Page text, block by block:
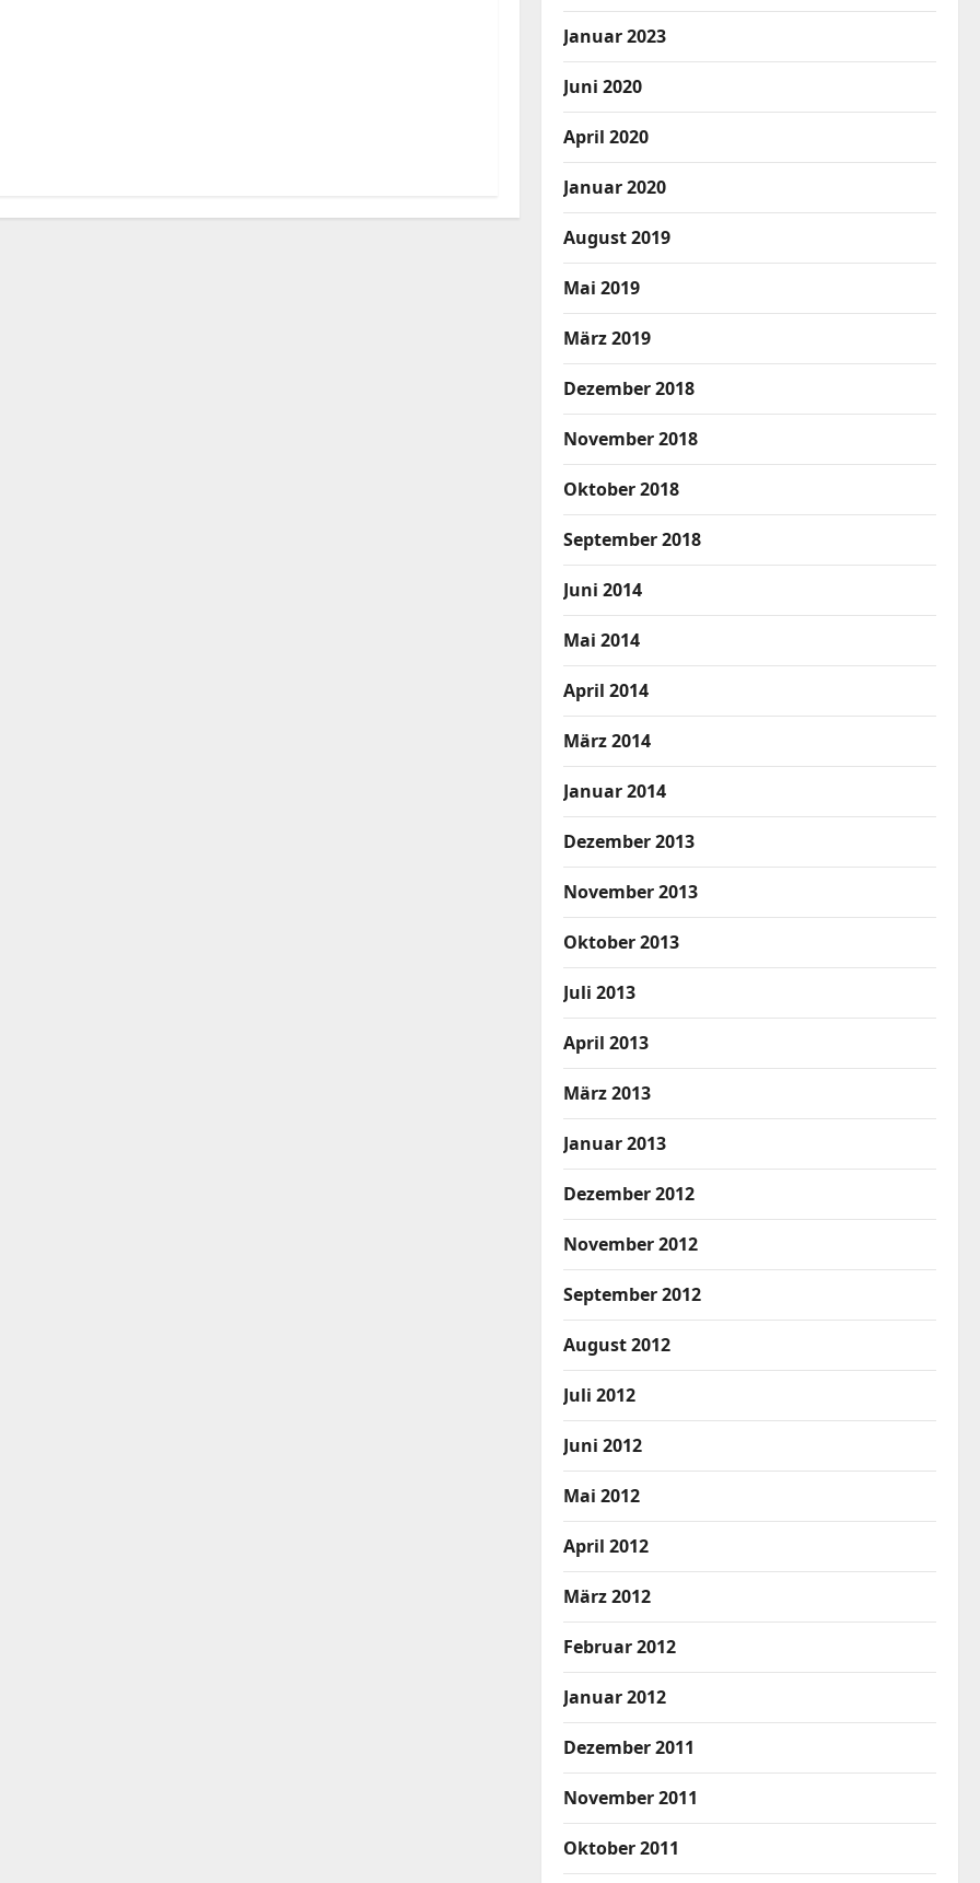
Januar 2023
Juni 2020
April 2020
Januar 2020
August 2019
Mai 2019
März 2019
Dezember 2018
November 2018
Oktober 2018
September 2018
Juni 2014
Mai 2014
April 2014
März 2014
Januar 2014
Dezember 2013
November 2013
Oktober 2013
Juli 2013
April 2013
März 2013
Januar 2013
Dezember 2012
November 2012
September 2012
August 2012
Juli 2012
Juni 2012
Mai 2012
April 2012
März 2012
Februar 2012
Januar 2012
Dezember 2011
November 2011
Oktober 2011